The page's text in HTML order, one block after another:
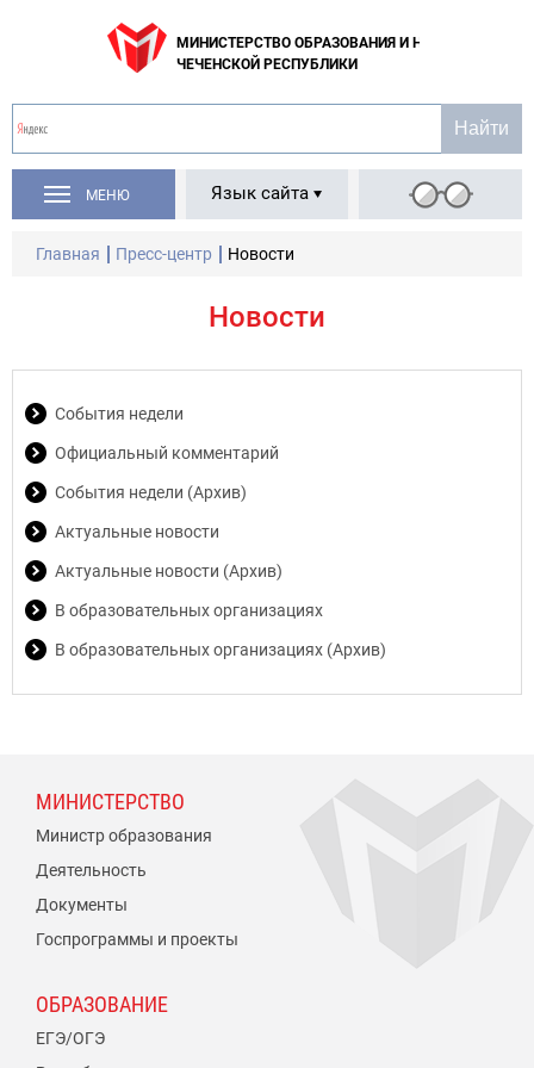
МИНИСТЕРСТВО ОБРАЗОВАНИЯ И НАУКИ
ЧЕЧЕНСКОЙ РЕСПУБЛИКИ
МЕНЮ Язык сайта
Главная Пресс-центр Новости
Новости
События недели
Официальный комментарий
События недели (Архив)
Актуальные новости
Актуальные новости (Архив)
В образовательных организациях
В образовательных организациях (Архив)
МИНИСТЕРСТВО
Министр образования
Деятельность
Документы
Госпрограммы и проекты
ОБРАЗОВАНИЕ
ЕГЭ/ОГЭ